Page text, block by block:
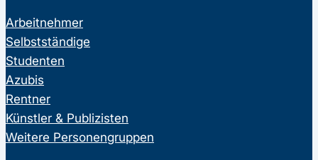
Arbeitnehmer
Selbstständige
Studenten
Azubis
Rentner
Künstler & Publizisten
Weitere Personengruppen